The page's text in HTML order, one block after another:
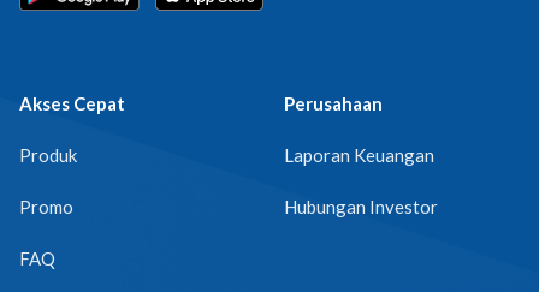
Akses Cepat
Produk
Promo
FAQ
Perusahaan
Laporan Keuangan
Hubungan Investor